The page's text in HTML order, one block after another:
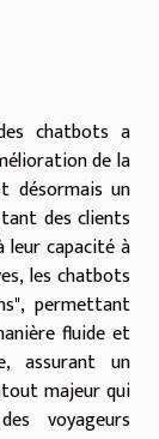
chatbots a
de la
désormais un
des clients
leur capacité à
les chatbots
permettant
fluide et
assurant un
majeur qui
voyageurs